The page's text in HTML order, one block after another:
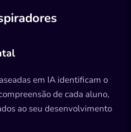
em IA identificam o
de cada aluno,
ao seu desenvolvimento